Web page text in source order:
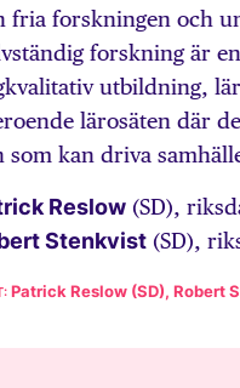
fria forskningen och
forskning är
utbildning,
lärosäten där
som kan driva
Reslow (SD),
Stenkvist (SD),
Patrick Reslow (SD), Robert